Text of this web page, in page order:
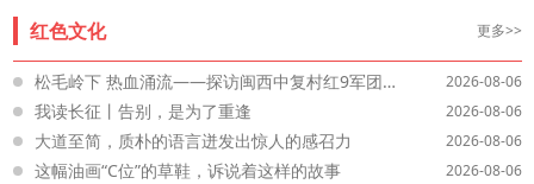
红色文化 更多>>
松毛岭下 热血涌流——探访闽西中复村红9军团长征出发地 2026-08-06
我读长征丨告别，是为了重逢 2026-08-06
大道至简，质朴的语言迸发出惊人的感召力 2026-08-06
这幅油画“C位”的草鞋，诉说着这样的故事 2026-08-06